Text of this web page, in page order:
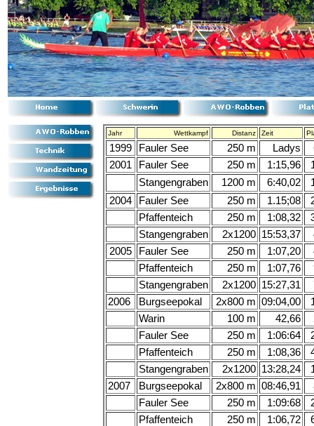
Jahr Wettkampf Distanz Zeit
1999 Fauler See 250 m Ladys
2001
Fauler See 250 m 1:15,96
Stangengraben
1200 m 6:40,02
2004
Fauler See 250 m 1.15;08
Pfaffenteich
250 m 1:08,32
Stangengraben
2x1200 15:53,37
2005
Fauler See 250 m 1:07,20
Pfaffenteich
250 m 1:07,76
Stangengraben
2x1200 15:27,31
2006
Burgseepokal 2x800 m 09:04,00
Warin
100 m 42,66
Fauler See
250 m 1:06:64
Pfaffenteich
250 m 1:08,36
Stangengraben
2x1200 13:28,24
2007
Burgseepokal 2x800 m 08:46,91
Fauler See
250 m 1:09:68
Pfaffenteich
250 m 1:06,72